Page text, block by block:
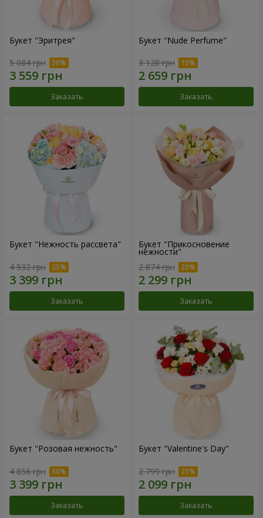
Букет "Эритрея"
5 084 грн
Заказать
Букет "Nude Perfume"
3 128 грн
Заказать
Букет "Нежность рассвета"
4 532 грн
Заказать
Букет "Прикосновение
нежности"
2 874 грн
Заказать
Букет "Розовая нежность"
4 856 грн
Заказать
Букет "Valentine's Day"
2 799 грн
Заказать